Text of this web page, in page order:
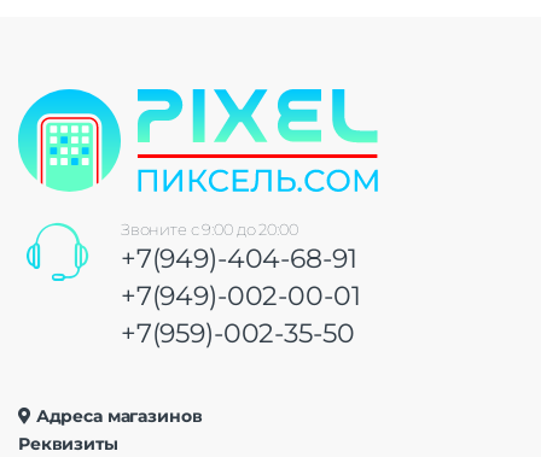
Звоните с 9:00 до 20:00
+7(949)-404-68-91
+7(949)-002-00-01
+7(959)-002-35-50
Адреса магазинов
Реквизиты